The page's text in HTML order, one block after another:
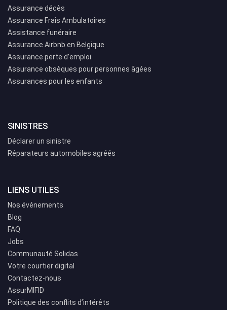
Assurance décès
Assurance Frais Ambulatoires
Assistance funéraire
Assurance Airbnb en Belgique
Assurance perte d’emploi
Assurance obsèques pour personnes âgées
Assurances pour les enfants
SINISTRES
Déclarer un sinistre
Réparateurs automobiles agréés
LIENS UTILES
Nos événements
Blog
FAQ
Jobs
Communauté Solidas
Votre courtier digital
Contactez-nous
AssurMIFID
Politique des conflits d’intérêts